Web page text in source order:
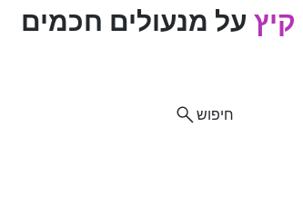
קיץ על מנעולים חכמים
חיפוש